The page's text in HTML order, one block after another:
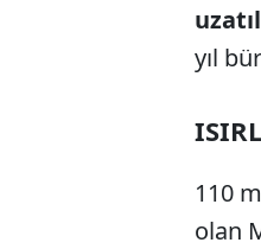
yıl
110
olan